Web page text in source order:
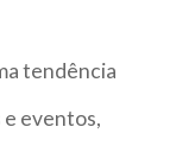
tendência
eventos,